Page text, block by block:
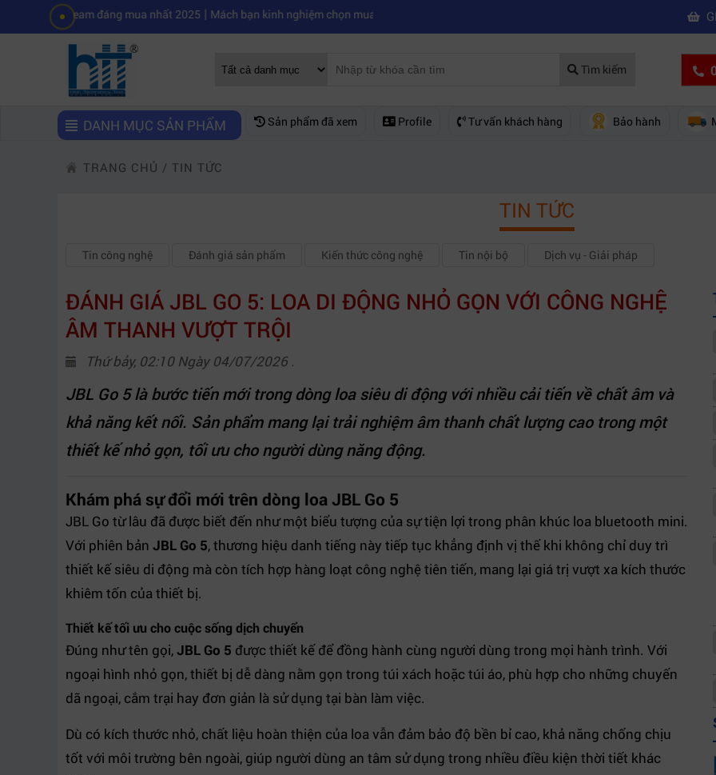
đáng mua nhất 2025|Mách bạn kinh nghiệm chọn mua máy quay phim chuyên nghiệp Mua máy quay phim hd giá rẻ nên mua của
Tìm kiếm
DANH MỤC SẢN PHẨM Sản phẩm đã xem Profile Tư vấn khách hàng Bảo hành
TRANG CHỦ / TIN TỨC
TIN TỨC
Tin công nghệ Đánh giá sản phẩm Kiến thức công nghệ Tin nội bộ Dịch vụ - Giải pháp
ĐÁNH GIÁ JBL GO 5: LOA DI ĐỘNG NHỎ GỌN VỚI CÔNG NGHỆ
ÂM THANH VƯỢT TRỘI
Thứ bảy, 02:10 Ngày 04/07/2026 .
JBL Go 5 là bước tiến mới trong dòng loa siêu di động với nhiều cải tiến về chất âm và
khả năng kết nối. Sản phẩm mang lại trải nghiệm âm thanh chất lượng cao trong một
thiết kế nhỏ gọn, tối ưu cho người dùng năng động.
Khám phá sự đổi mới trên dòng loa JBL Go 5
JBL Go từ lâu đã được biết đến như một biểu tượng của sự tiện lợi trong phân khúc loa bluetooth mini.
Với phiên bản JBL Go 5, thương hiệu danh tiếng này tiếp tục khẳng định vị thế khi không chỉ duy trì
thiết kế siêu di động mà còn tích hợp hàng loạt công nghệ tiên tiến, mang lại giá trị vượt xa kích thước
khiêm tốn của thiết bị.
Thiết kế tối ưu cho cuộc sống dịch chuyển
Đúng như tên gọi,JBL Go 5 được thiết kế để đồng hành cùng người dùng trong mọi hành trình. Với
ngoại hình nhỏ gọn, thiết bị dễ dàng nằm gọn trong túi xách hoặc túi áo, phù hợp cho những chuyến
dã ngoại, cắm trại hay đơn giản là sử dụng tại bàn làm việc.
Dù có kích thước nhỏ, chất liệu hoàn thiện của loa vẫn đảm bảo độ bền bỉ cao, khả năng chống chịu
tốt với môi trường bên ngoài, giúp người dùng an tâm sử dụng trong nhiều điều kiện thời tiết khác